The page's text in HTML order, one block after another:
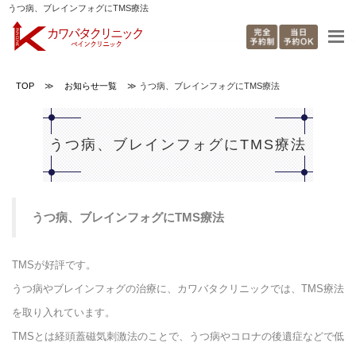
うつ病、ブレインフォグにTMS療法
TOP ≫ お知らせ一覧 ≫ うつ病、ブレインフォグにTMS療法
うつ病、ブレインフォグにTMS療法
うつ病、ブレインフォグにTMS療法
TMSが好評です。
うつ病やブレインフォグの治療に、カワバタクリニックでは、TMS療法
を取り入れています。
TMSとは経頭蓋磁気刺激法のことで、うつ病やコロナの後遺症などで低